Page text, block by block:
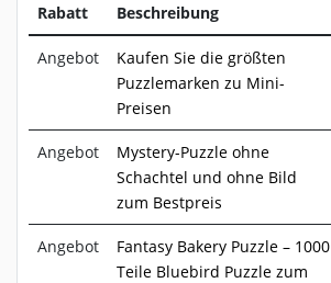
Rabatt Beschreibung
Angebot
Kaufen Sie die größten
Puzzlemarken zu Mini-
Preisen
Angebot
Mystery-Puzzle ohne
Schachtel und ohne Bild
zum Bestpreis
Angebot
Fantasy Bakery Puzzle – 1000
Teile Bluebird Puzzle zum